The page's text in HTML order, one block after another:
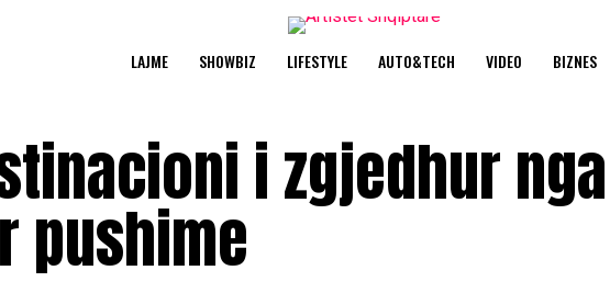
LAJME SHOWBIZ LIFESTYLE AUTO&TECH VIDEO BIZNES
i zgjedhur
pushime